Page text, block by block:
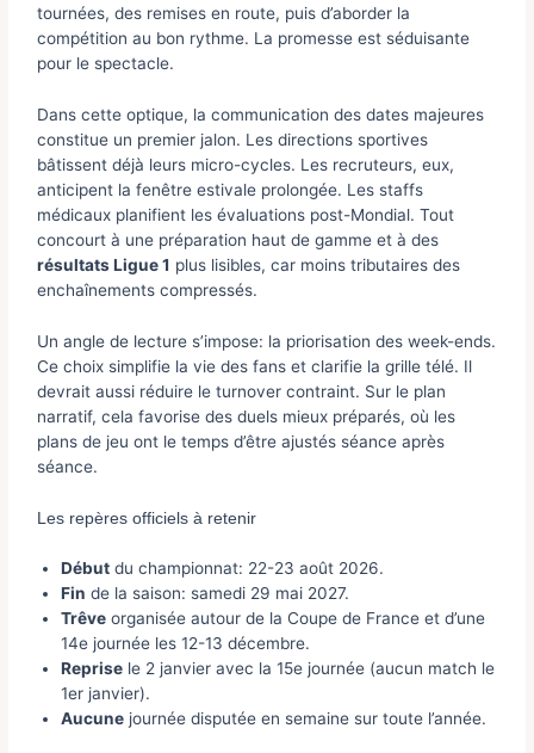
tournées, des remises en route, puis d’aborder la
compétition au bon rythme. La promesse est séduisante
pour le spectacle.
Dans cette optique, la communication des dates majeures
constitue un premier jalon. Les directions sportives
bâtissent déjà leurs micro-cycles. Les recruteurs, eux,
anticipent la fenêtre estivale prolongée. Les staffs
médicaux planifient les évaluations post-Mondial. Tout
concourt à une préparation haut de gamme et à des
résultats Ligue 1 plus lisibles, car moins tributaires des
enchaînements compressés.
Un angle de lecture s’impose: la priorisation des week-ends.
Ce choix simplifie la vie des fans et clarifie la grille télé. Il
devrait aussi réduire le turnover contraint. Sur le plan
narratif, cela favorise des duels mieux préparés, où les
plans de jeu ont le temps d’être ajustés séance après
séance.
Les repères officiels à retenir
Début du championnat: 22-23 août 2026.
Fin de la saison: samedi 29 mai 2027.
Trêve organisée autour de la Coupe de France et d’une
14e journée les 12-13 décembre.
Reprise le 2 janvier avec la 15e journée (aucun match le
1er janvier).
Aucune journée disputée en semaine sur toute l’année.